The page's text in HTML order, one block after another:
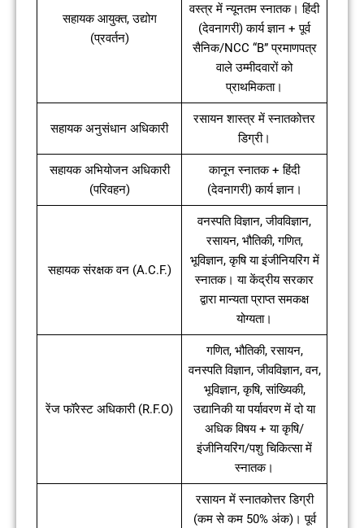
सहायक आयुक्त, उद्योग
(प्रवर्तन)
वस्त्र में न्यूनतम स्नातक। हिंदी
(देवनागरी) कार्य ज्ञान + पूर्व
सैनिक/NCC “B” प्रमाणपत्र
वाले उम्मीदवारों को
प्राथमिकता।
सहायक अनुसंधान अधिकारी
रसायन शास्त्र में स्नातकोत्तर
डिग्री।
सहायक अभियोजन अधिकारी
(परिवहन)
कानून स्नातक + हिंदी
(देवनागरी) कार्य ज्ञान।
सहायक संरक्षक वन (A.C.F.)
वनस्पति विज्ञान, जीवविज्ञान,
रसायन, भौतिकी, गणित,
भूविज्ञान, कृषि या इंजीनियरिंग में
स्नातक। या केंद्रीय सरकार
द्वारा मान्यता प्राप्त समकक्ष
योग्यता।
रेंज फॉरेस्ट अधिकारी (R.F.O)
गणित, भौतिकी, रसायन,
वनस्पति विज्ञान, जीवविज्ञान, वन,
भूविज्ञान, कृषि, सांख्यिकी,
उद्यानिकी या पर्यावरण में दो या
अधिक विषय + या कृषि/
इंजीनियरिंग/पशु चिकित्सा में
स्नातक।
रसायन में स्नातकोत्तर डिग्री
(कम से कम 50% अंक)। पूर्व